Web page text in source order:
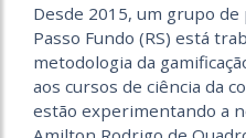
Desde 2015, um grupo
Passo Fundo (RS) está
metodologia da
aos cursos de ciência da
estão experimentando a